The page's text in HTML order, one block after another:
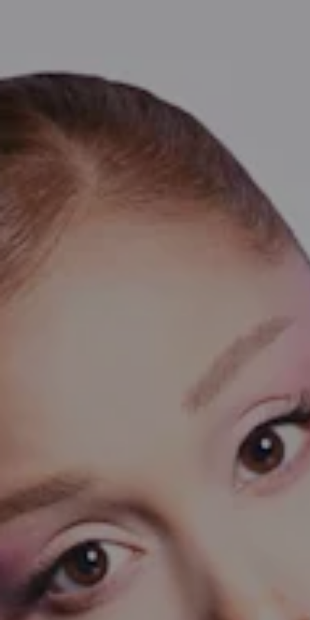
Jetel, Zelený, Povrchová úprava z
Různé výbrusy, Plyšový medvídek, Fialový,